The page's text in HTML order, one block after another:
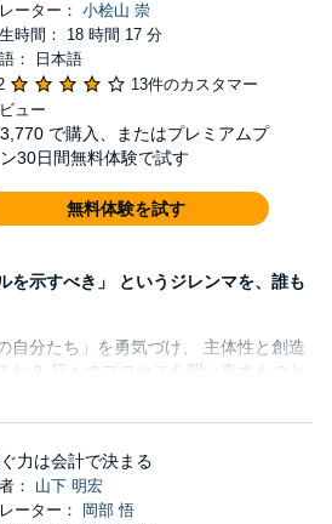
ーター： 小桧山 崇
時間： 18 時間 17 分
： 日本語
13件のカスタマー
ュー
で購入、またはプレミアムプ
30日間無料体験で試す
無料体験を試す
を示すべき」 というジレンマを、誰も
自分たち」を勇気づけ、 主体性と創造
か？ 日々のプロセスを問い直すものと
力は会計で決まる
： 山下 明宏
ーター：
岡部 悟